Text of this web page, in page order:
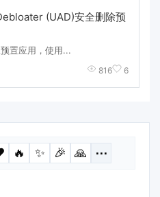
(UAD)安全删除预
置应用，使用...
816 6
🔥 ✨ 🎉 🙏 ⋯